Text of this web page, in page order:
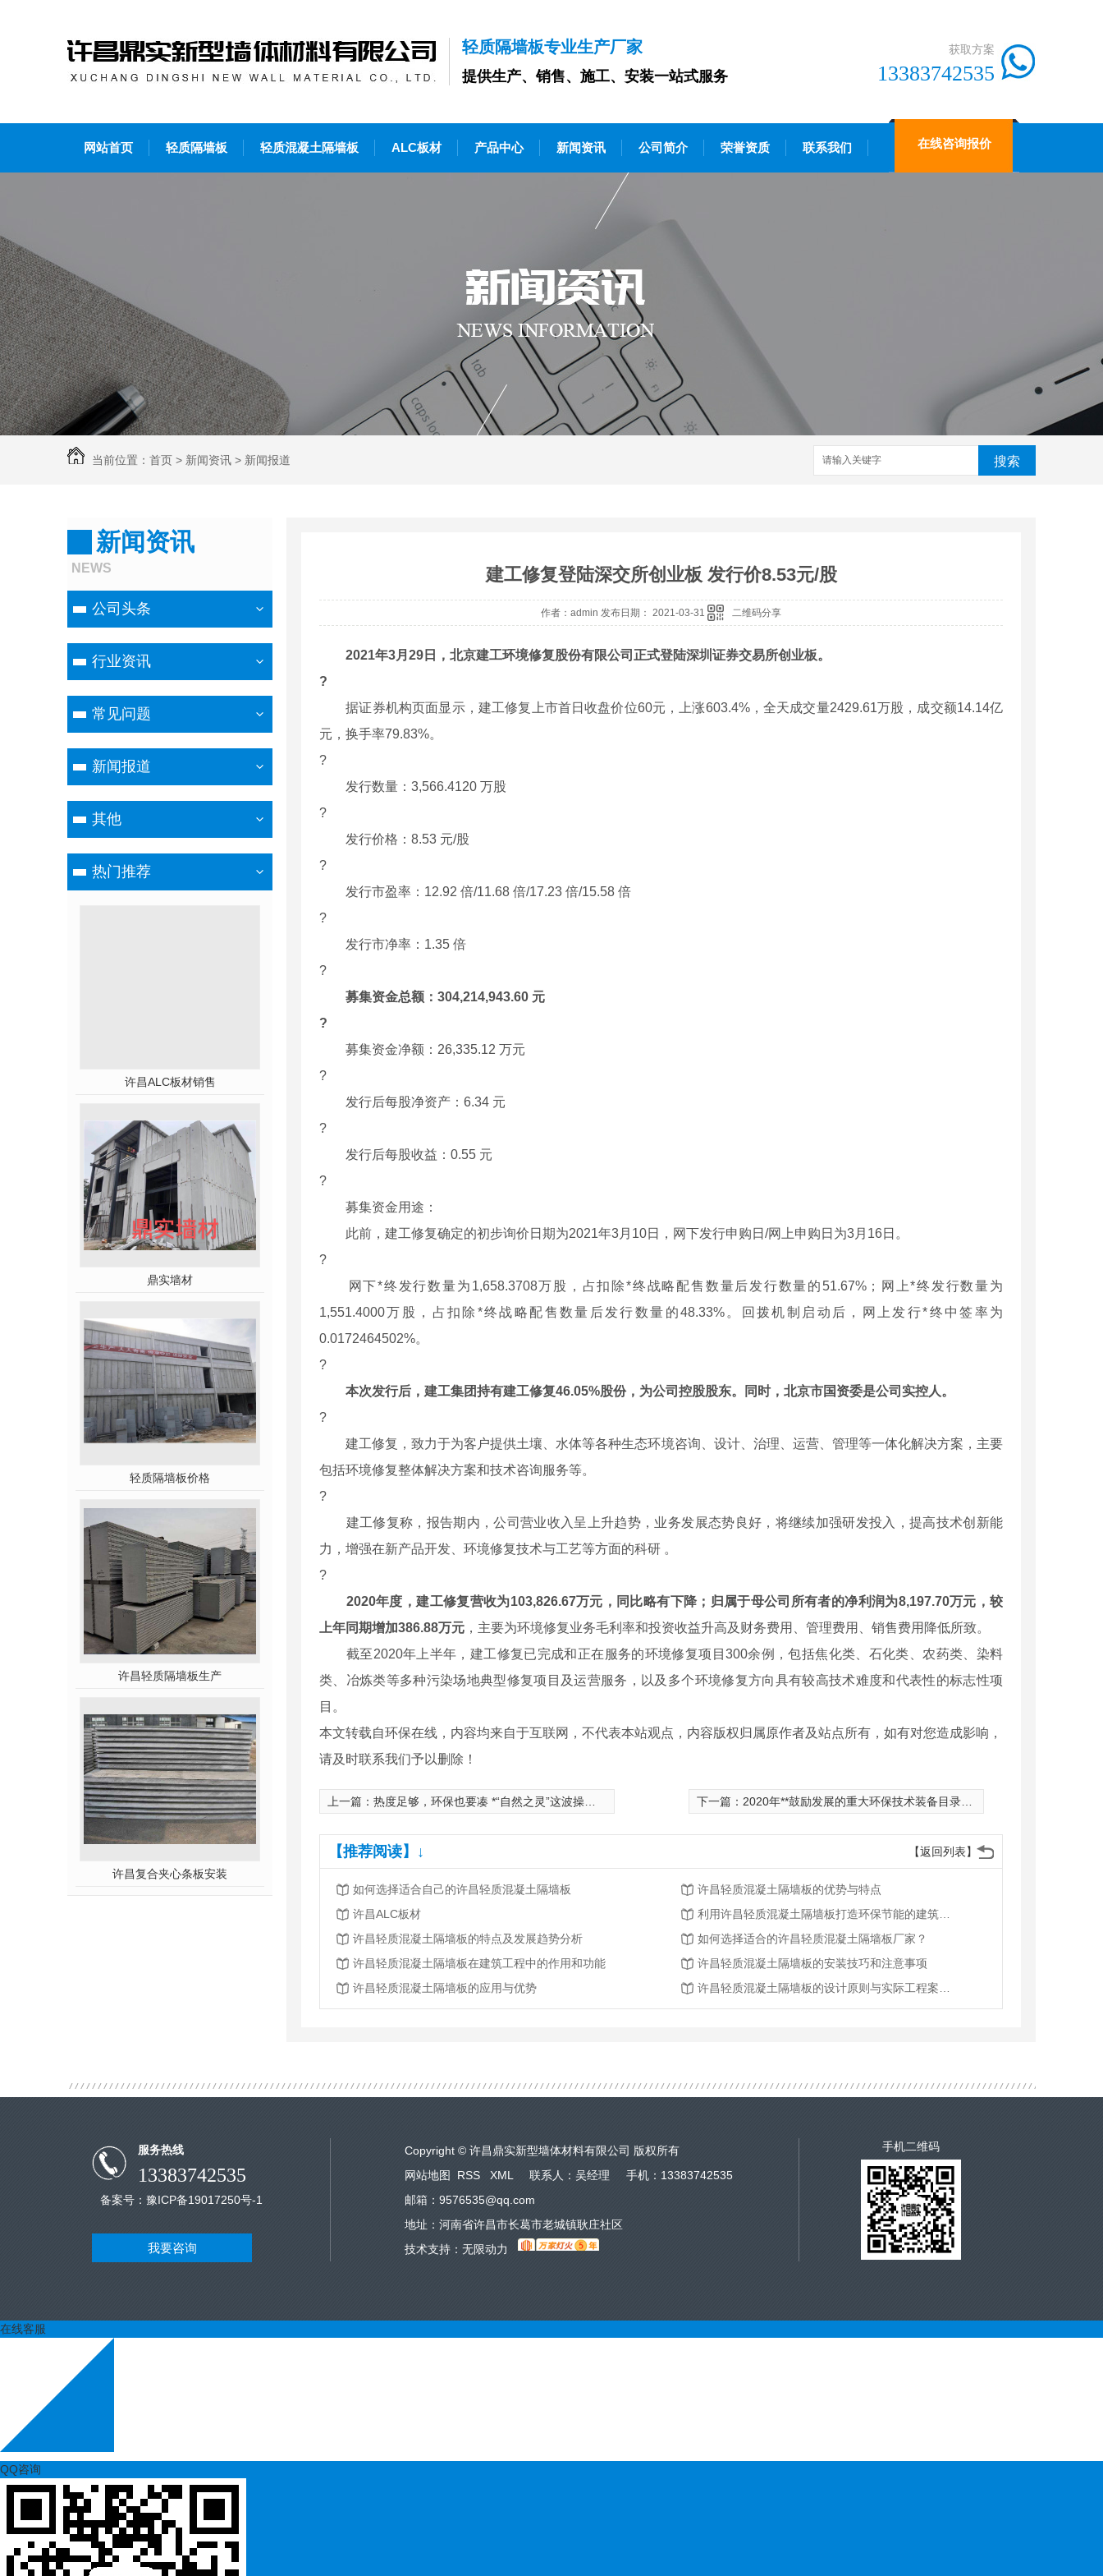
轻质隔墙板专业生产厂家
提供生产、销售、施工、安装一站式服务
获取方案
13383742535
网站首页 轻质隔墙板 轻质混凝土隔墙板 ALC板材 产品中心 新闻资讯 公司简介 荣誉资质 联系我们 在线咨询报价
当前位置： 首页 > 新闻资讯 > 新闻报道 搜索
新闻资讯
NEWS
公司头条
行业资讯
常见问题
新闻报道
其他
热门推荐
许昌ALC板材销售
鼎实墙材
轻质隔墙板价格
许昌轻质隔墙板生产
许昌复合夹心条板安装
建工修复登陆深交所创业板 发行价8.53元/股
作者：admin 发布日期： 2021-03-31 二维码分享
2021年3月29日，北京建工环境修复股份有限公司正式登陆深圳证券交易所创业板。
?
据证券机构页面显示，建工修复上市首日收盘价位60元，上涨603.4%，全天成交量2429.61万股，成交额14.14亿
元，换手率79.83%。
?
发行数量：3,566.4120 万股
?
发行价格：8.53 元/股
?
发行市盈率：12.92 倍/11.68 倍/17.23 倍/15.58 倍
?
发行市净率：1.35 倍
?
募集资金总额：304,214,943.60 元
?
募集资金净额：26,335.12 万元
?
发行后每股净资产：6.34 元
?
发行后每股收益：0.55 元
?
募集资金用途：
此前，建工修复确定的初步询价日期为2021年3月10日，网下发行申购日/网上申购日为3月16日。
?
网下*终发行数量为1,658.3708万股，占扣除*终战略配售数量后发行数量的51.67%；网上*终发行数量为
1,551.4000万股，占扣除*终战略配售数量后发行数量的48.33%。回拨机制启动后，网上发行*终中签率为
0.0172464502%。
?
本次发行后，建工集团持有建工修复46.05%股份，为公司控股股东。同时，北京市国资委是公司实控人。
?
建工修复，致力于为客户提供土壤、水体等各种生态环境咨询、设计、治理、运营、管理等一体化解决方案，主要
包括环境修复整体解决方案和技术咨询服务等。
?
建工修复称，报告期内，公司营业收入呈上升趋势，业务发展态势良好，将继续加强研发投入，提高技术创新能
力，增强在新产品开发、环境修复技术与工艺等方面的科研 。
?
2020年度，建工修复营收为103,826.67万元，同比略有下降；归属于母公司所有者的净利润为8,197.70万元，较
上年同期增加386.88万元 ，主要为环境修复业务毛利率和投资收益升高及财务费用、管理费用、销售费用降低所致。
截至2020年上半年，建工修复已完成和正在服务的环境修复项目300余例，包括焦化类、石化类、农药类、染料
类、冶炼类等多种污染场地典型修复项目及运营服务，以及多个环境修复方向具有较高技术难度和代表性的标志性项
目。
本文转载自环保在线，内容均来自于互联网，不代表本站观点，内容版权归属原作者及站点所有，如有对您造成影响，
请及时联系我们予以删除！
上一篇： 热度足够，环保也要凑 *“自然之灵”这波操作似曾相识 下一篇： 2020年**鼓励发展的重大环保技术装备目录供需对接指南之七:工业废水处理（石化行业）
【返回列表】
【推荐阅读】↓
如何选择适合自己的许昌轻质混凝土隔墙板
许昌轻质混凝土隔墙板的优势与特点
许昌ALC板材
许昌轻质混凝土隔墙板的特点及发展趋势分析
如何选择适合的许昌轻质混凝土隔墙板厂家？
许昌轻质混凝土隔墙板在建筑工程中的作用和功能
许昌轻质混凝土隔墙板的安装技巧和注意事项
许昌轻质混凝土隔墙板的应用与优势
服务热线
13383742535
备案号： 豫ICP备19017250号-1
我要咨询
Copyright © 许昌鼎实新型墙体材料有限公司 版权所有
网站地图
RSS XML
联系人：吴经理 手机：13383742535
邮箱：9576535@qq.com
地址：河南省许昌市长葛市老城镇耿庄社区
技术支持： 无限动力
手机二维码
在线客服
QQ咨询